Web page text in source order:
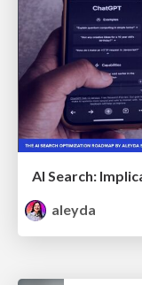
aleyda